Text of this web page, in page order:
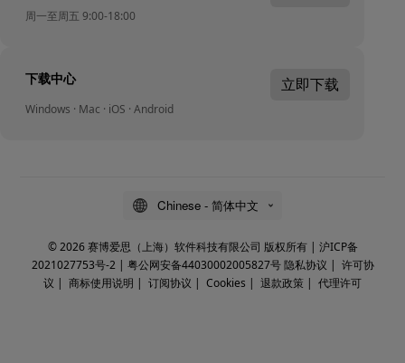
周一至周五 9:00-18:00
下载中心
Windows · Mac · iOS · Android
立即下载
Chinese - 简体中文
© 2026 赛博爱思（上海）软件科技有限公司 版权所有 | 沪ICP备
2021027753号-2| 粤公网安备44030002005827号 隐私协议 | 许可协
议 | 商标使用说明 | 订阅协议 | Cookies | 退款政策 | 代理许可